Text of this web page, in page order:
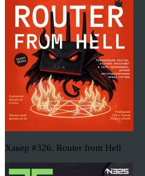
Хакер #326. Router from Hell